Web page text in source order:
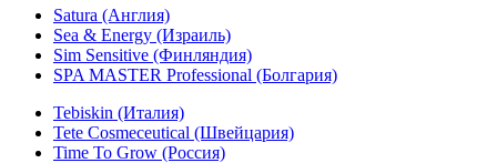
Satura (Англия)
Sea & Energy (Израиль)
Sim Sensitive (Финляндия)
SPA MASTER Professional (Болгария)
Tebiskin (Италия)
Tete Cosmeceutical (Швейцария)
Time To Grow (Россия)